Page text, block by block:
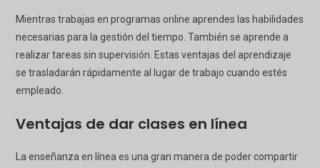
Mientras trabajas en programas online aprendes las habilidades
necesarias para la gestión del tiempo. También se aprende a
realizar tareas sin supervisión. Estas ventajas del aprendizaje
se trasladarán rápidamente al lugar de trabajo cuando estés
empleado.
Ventajas de dar clases en línea
La enseñanza en línea es una gran manera de poder compartir